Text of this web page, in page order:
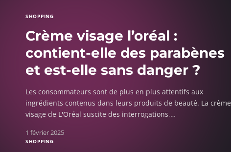
SHOPPING
Crème visage l’oréal :
contient-elle des parabènes
et est-elle sans danger ?
Les consommateurs sont de plus en plus attentifs aux
ingrédients contenus dans leurs produits de beauté. La crème
visage de L'Oréal suscite des interrogations,…
1 février 2025
SHOPPING